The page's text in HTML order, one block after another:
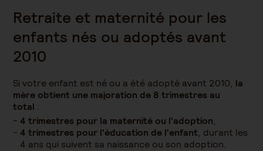
Retraite et maternité pour les
enfants nés ou adoptés avant
2010
Si votre enfant est né ou a été adopté avant 2010, la
mère obtient une majoration de 8 trimestres au
total :
4 trimestres pour la maternité ou l'adoption,
4 trimestres pour l'éducation de l'enfant, durant les
4 ans qui suivent sa naissance ou son adoption.